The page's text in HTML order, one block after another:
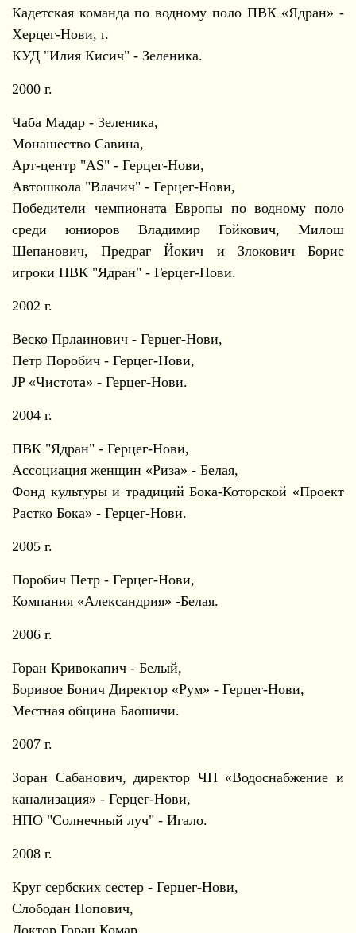
Кадетская команда по водному поло ПВК «Ядран» -
Херцег-Нови, г.
КУД "Илия Кисич" - Зеленика.
2000 г.
Чаба Мадар - Зеленика,
Монашество Савина,
Арт-центр "AS" - Герцег-Нови,
Автошкола "Влачич" - Герцег-Нови,
Победители чемпионата Европы по водному поло
среди юниоров Владимир Гойкович, Милош
Шепанович, Предраг Йокич и Злокович Борис
игроки ПВК "Ядран" - Герцег-Нови.
2002 г.
Веско Прлаинович - Герцег-Нови,
Петр Поробич - Герцег-Нови,
JP «Чистота» - Герцег-Нови.
2004 г.
ПВК "Ядран" - Герцег-Нови,
Ассоциация женщин «Риза» - Белая,
Фонд культуры и традиций Бока-Которской «Проект
Растко Бока» - Герцег-Нови.
2005 г.
Поробич Петр - Герцег-Нови,
Компания «Александрия» -Белая.
2006 г.
Горан Кривокапич - Белый,
Боривое Бонич Директор «Рум» - Герцег-Нови,
Местная община Баошичи.
2007 г.
Зоран Сабанович, директор ЧП «Водоснабжение и
канализация» - Герцег-Нови,
НПО "Солнечный луч" - Игало.
2008 г.
Круг сербских сестер - Герцег-Нови,
Слободан Попович,
Доктор Горан Комар.